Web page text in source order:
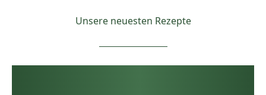
Unsere neuesten Rezepte